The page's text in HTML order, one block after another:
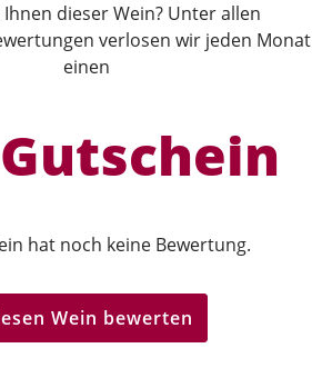
dieser Wein? Unter allen
verlosen wir jeden Monat
einen
hat noch keine Bewertung.
Wein bewerten